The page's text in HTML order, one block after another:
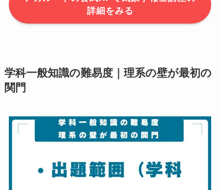
詳細をみる
学科一般知識の難易度｜理系の壁が最初の
関門